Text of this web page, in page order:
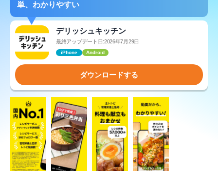
単、わかりやすい
デリッシュキッチン
最終アップデート日:2026年7月29日
iPhone Android
ダウンロードする